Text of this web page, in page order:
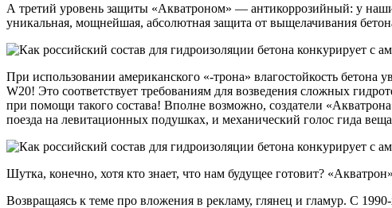
А третий уровень защиты «Акватроном» — антикоррозийный: у
уникальная, мощнейшая, абсолютная защита от выщелачивания
При использовании американского «-трона» влагостойкость бетона
W20! Это соответствует требованиям для возведения сложных
при помощи такого состава! Вполне возможно, создатели
поезда на левитационных подушках, и механический голос гида
Шутка, конечно, хотя кто знает, что нам будущее готовит?
Возвращаясь к теме про вложения в рекламу, глянец и гламур. С